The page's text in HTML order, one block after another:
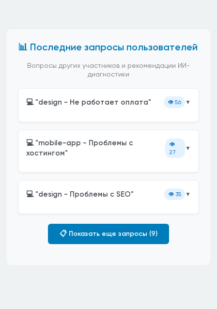
📊 Последние запросы пользователей
Вопросы других участников и рекомендации ИИ-
диагностики
💻 "design - Не работает оплата" 👁️ 56 ▼
💻 "mobile-app - Проблемы с
хостингом"
👁️
27
▼
💻 "design - Проблемы с SEO" 👁️ 35 ▼
📋 Показать еще запросы (9)